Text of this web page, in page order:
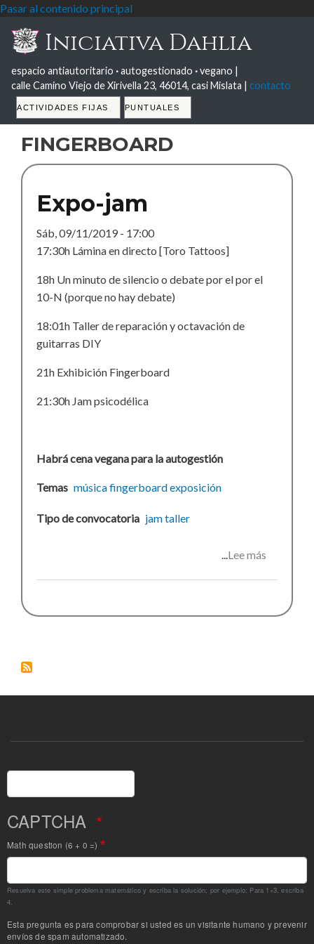
Pasar al contenido principal
Iniciativa Dahlia
espacio antiautoritario ·autogestionado ·vegano |
calle Camino Viejo de Xirivella 23, 46014, casi Mislata | contacto
Tabs
ACTIVIDADES FIJAS PUNTUALES
fingerboard
Expo-jam
Sáb, 09/11/2019 - 17:00
17:30h Lámina en directo [Toro Tattoos]
18h Un minuto de silencio o debate por el por el
10-N (porque no hay debate)
18:01h Taller de reparación y octavación de
guitarras DIY
21h Exhibición Fingerboard
21:30h Jam psicodélica
Habrá cena vegana para la autogestión
Temas músicafingerboardexposición
Tipo de convocatoria jamtaller
Lee más
Buscar
CAPTCHA
Math question (6 + 0 =)
Resuelva este simple problema matemático y escriba la solución; por ejemplo: Para 1+3, escriba
4.
Esta pregunta es para comprobar si usted es un visitante humano y prevenir
envíos de spam automatizado.